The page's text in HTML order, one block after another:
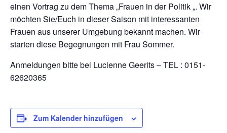
einen Vortrag zu dem Thema „Frauen in der Politik „. Wir
möchten Sie/Euch in dieser Saison mit interessanten
Frauen aus unserer Umgebung bekannt machen. Wir
starten diese Begegnungen mit Frau Sommer.
Anmeldungen bitte bei Lucienne Geerits – TEL : 0151-
62620365
Zum Kalender hinzufügen